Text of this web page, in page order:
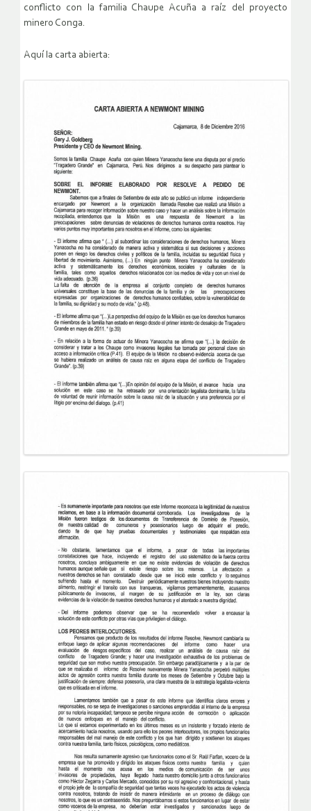
conflicto con la familia Chaupe Acuña a raíz del proyecto
minero Conga.
Aquí la carta abierta: